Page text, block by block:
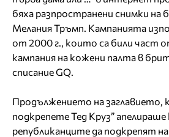
бяха разпространени снимки на
Мелания Тръмп. Кампанията
от 2000 г., които са били част
кампания на кожени палта в
списание GQ.
Продължението на заглавието,
подкрепете Тед Круз”
републиканците да подкрепят